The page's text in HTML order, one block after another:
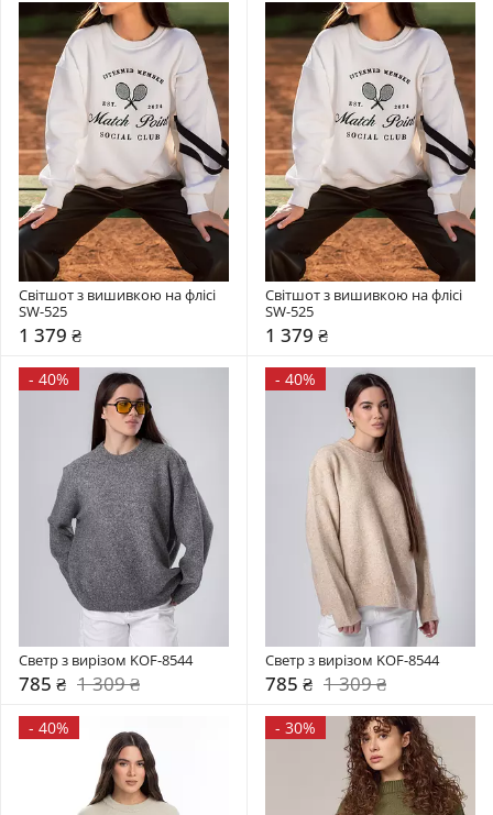
Світшот з вишивкою на флісі
SW-525
1 379 ₴
Світшот з вишивкою на флісі
SW-525
1 379 ₴
- 40%
Светр з вирізом KOF-8544
785 ₴ 1 309 ₴
- 40%
Светр з вирізом KOF-8544
785 ₴ 1 309 ₴
- 40% - 30%